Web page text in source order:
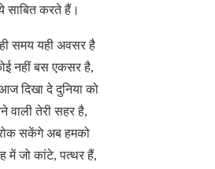
साबित करते हैं।
समय यही अवसर है
नहीं बस एकसर है,
दिखा दे दुनिया को
वाली तेरी सहर है,
सकेंगे अब हमको
में जो कांटे, पत्थर हैं,